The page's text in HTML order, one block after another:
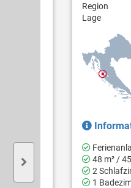
Region
Lage
48 m² /
2
1